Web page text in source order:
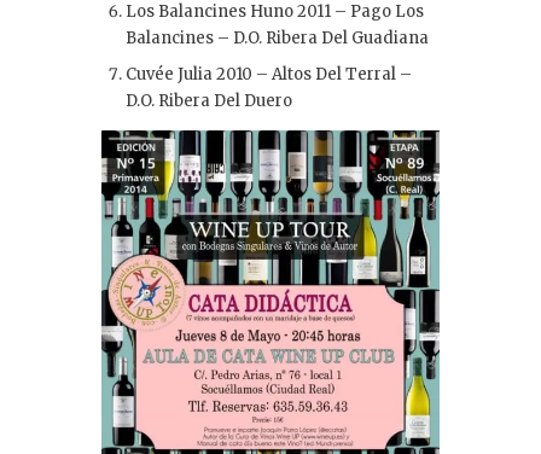
Los Balancines Huno 2011 – Pago Los
Balancines – D.O. Ribera Del Guadiana
Cuvée Julia 2010 – Altos Del Terral –
D.O. Ribera Del Duero